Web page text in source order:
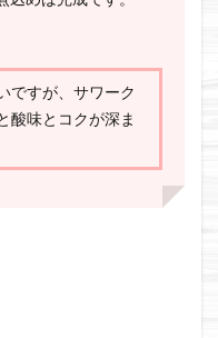
ですが、サワーク
酸味とコクが深ま